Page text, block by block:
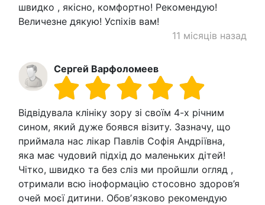
швидко , якісно, комфортно! Рекомендую!
Величезне дякую! Успіхів вам!
11 місяців назад
Сергей Варфоломеев
Відвідувала клініку зору зі своїм 4-х річним
сином, який дуже боявся візиту. Зазначу, що
приймала нас лікар Павлів Софія Андріївна,
яка має чудовий підхід до маленьких дітей!
Чітко, швидко та без сліз ми пройшли огляд ,
отримали всю іноформацію стосовно здоров’я
очей моєї дитини. Обовʼязково рекомендую